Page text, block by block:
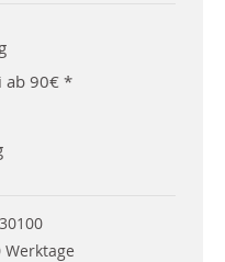
ab 90€ *
Werktage